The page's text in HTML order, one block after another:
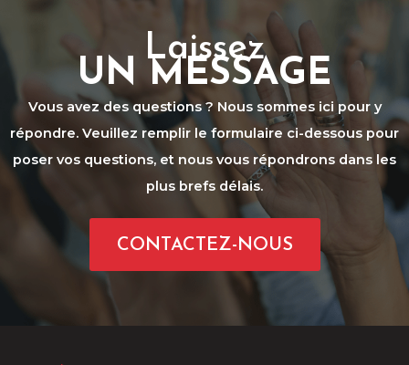
Laissez
UN MESSAGE
Vous avez des questions ? Nous sommes ici pour y
répondre. Veuillez remplir le formulaire ci-dessous pour
poser vos questions, et nous vous répondrons dans les
plus brefs délais.
CONTACTEZ-NOUS